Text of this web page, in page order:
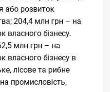
або розвиток
204,4 млн грн – на
власного бізнесу.
млн грн – на
власного бізнесу в
лісове та рибне
промисловість,